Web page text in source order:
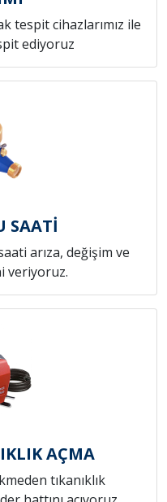
tespit cihazlarımız ile
ediyoruz
SAATİ
arıza, değişim ve
veriyoruz.
AÇMA
tıkanıklık